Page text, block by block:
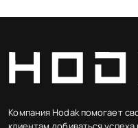
Компания Hodak помогает